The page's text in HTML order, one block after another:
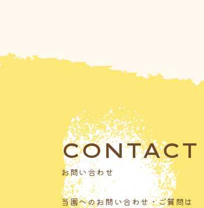
CONTACT
お問い合わせ
当園へのお問い合わせ・ご質問は